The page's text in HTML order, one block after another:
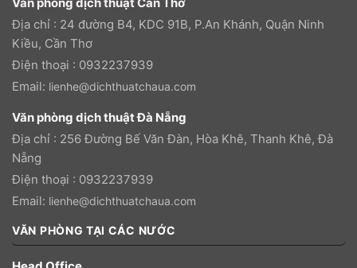
Địa chỉ : 24 đường B4, KDC 91B, P.An Khánh, Quận Ninh
Kiều, Cần Thơ
Điện thoại : 0932237939
Email: lienhe@dichthuatchaua.com
Văn phòng dịch thuật Đà Nẵng
Địa chỉ : 256 Đường Bế Văn Đàn, Hòa Khê, Thanh Khê, Đà
Nẵng
Điện thoại : 0932237939
Email: lienhe@dichthuatchaua.com
VĂN PHÒNG TẠI CÁC NƯỚC